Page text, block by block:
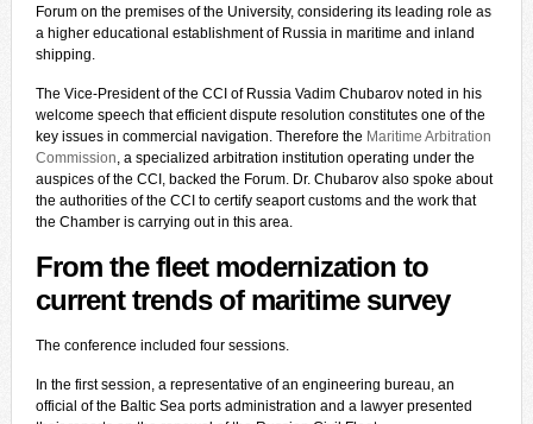
Forum on the premises of the University, considering its leading role as
a higher educational establishment of Russia in maritime and inland
shipping.
The Vice-President of the CCI of Russia Vadim Chubarov noted in his
welcome speech that efficient dispute resolution constitutes one of the
key issues in commercial navigation. Therefore the Maritime Arbitration
Commission, a specialized arbitration institution operating under the
auspices of the CCI, backed the Forum. Dr. Chubarov also spoke about
the authorities of the CCI to certify seaport customs and the work that
the Chamber is carrying out in this area.
From the fleet modernization to
current trends of maritime survey
The conference included four sessions.
In the first session, a representative of an engineering bureau, an
official of the Baltic Sea ports administration and a lawyer presented